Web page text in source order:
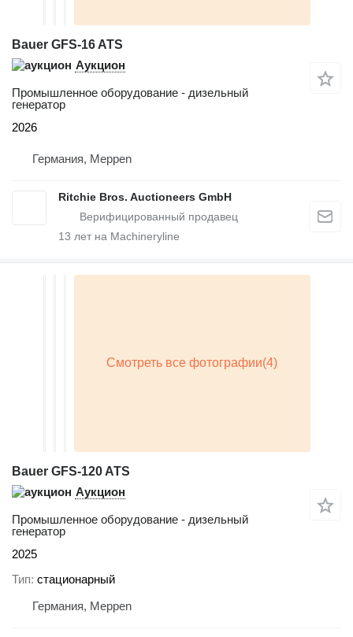
Bauer GFS-16 ATS
Аукцион
Промышленное оборудование - дизельный
генератор
2026
Германия, Meppen
Ritchie Bros. Auctioneers GmbH
13 лет на Machineryline
Bauer GFS-120 ATS
Аукцион
Промышленное оборудование - дизельный
генератор
2025
Тип стационарный
Германия, Meppen